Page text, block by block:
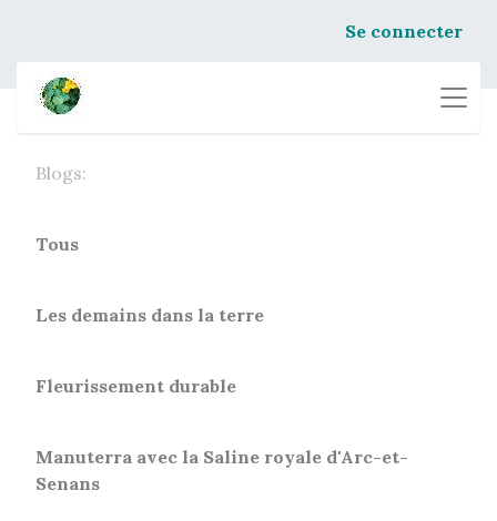
Se connecter
Blogs:
Tous
Les demains dans la terre
Fleurissement durable
Manuterra avec la Saline royale d'Arc-et-
Senans